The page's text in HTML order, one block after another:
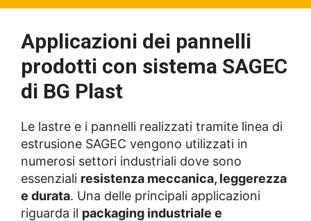
Applicazioni dei pannelli
prodotti con sistema SAGEC
di BG Plast
Le lastre e i pannelli realizzati tramite linea di
estrusione SAGEC vengono utilizzati in
numerosi settori industriali dove sono
essenziali resistenza meccanica, leggerezza
e durata. Una delle principali applicazioni
riguarda il packaging industriale e